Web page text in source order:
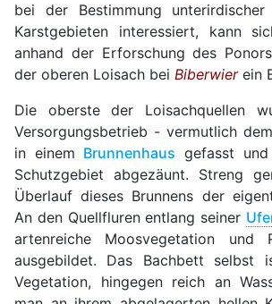
bei der Bestimmung unterirdischer
Karstgebieten interessiert, kann
anhand der Erforschung des Ponors
der oberen Loisach bei Biberwierein
Die oberste der Loisachquellen
Versorgungsbetrieb - vermutlich
in einem Brunnenhaus gefasst
Schutzgebiet abgezäunt. Streng
Überlauf dieses Brunnens der
An den Quellfluren entlang seiner
artenreiche Moosvegetation und
ausgebildet. Das Bachbett selbst
Vegetation, hingegen reich an